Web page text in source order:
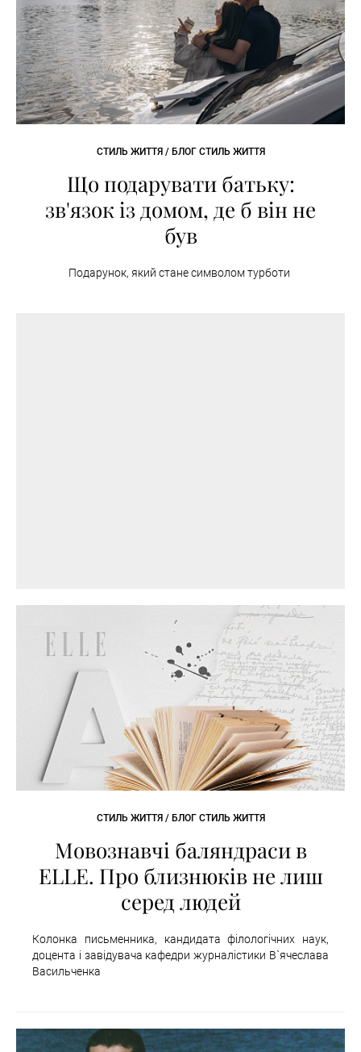
СТИЛЬ ЖИТТЯ / БЛОГ СТИЛЬ ЖИТТЯ
Що подарувати батьку:
зв'язок із домом, де б він не
був
Подарунок, який стане символом турботи
СТИЛЬ ЖИТТЯ / БЛОГ СТИЛЬ ЖИТТЯ
Мовознавчі баляндраси в
ELLE. Про близнюків не лиш
серед людей
Колонка письменника, кандидата філологічних наук,
доцента і завідувача кафедри журналістики В`ячеслава
Васильченка